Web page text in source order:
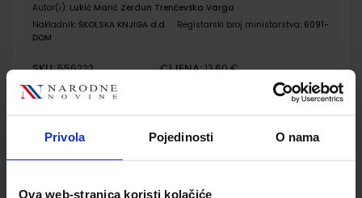
Privola Pojedinosti O nama
Ova web-stranica koristi kolačiće
Autor(i): Lukić Marić Zerdun Trenčevska Varga
Nakladnik: ŠKOLSKA KNJIGA d.d. Registarski broj ministarstva: 6091-
DOM
SKU:556222 CIJENA:13,60 €
ŠIFRA OMOTA: 500163
Udžbenik Omot